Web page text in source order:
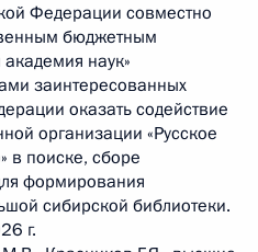
Федерации совместно
бюджетным
наук»
заинтересованных
оказать содействие
организации «Русское
в поиске, сборе
формирования
сибирской библиотеки.
г.